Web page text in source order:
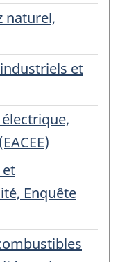
naturel,
et
Enquête